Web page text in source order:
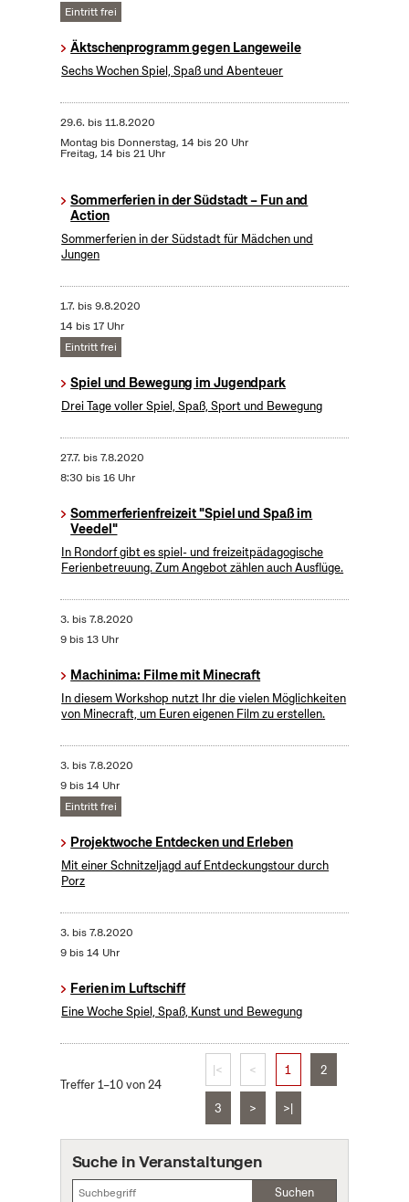
Eintritt frei
Äktschenprogramm gegen Langeweile
Sechs Wochen Spiel, Spaß und Abenteuer
29.6. bis11.8.2020
Montag bis Donnerstag, 14 bis 20 Uhr
Freitag, 14 bis 21 Uhr
Sommerferien in der Südstadt – Fun and
Action
Sommerferien in der Südstadt für Mädchen und
Jungen
1.7. bis9.8.2020
14 bis 17 Uhr
Eintritt frei
Spiel und Bewegung im Jugendpark
Drei Tage voller Spiel, Spaß, Sport und Bewegung
27.7. bis7.8.2020
8:30 bis 16 Uhr
Sommerferienfreizeit "Spiel und Spaß im
Veedel"
In Rondorf gibt es spiel- und freizeitpädagogische
Ferienbetreuung. Zum Angebot zählen auch Ausflüge.
3. bis7.8.2020
9 bis 13 Uhr
Machinima: Filme mit Minecraft
In diesem Workshop nutzt Ihr die vielen Möglichkeiten
von Minecraft, um Euren eigenen Film zu erstellen.
3. bis7.8.2020
9 bis 14 Uhr
Eintritt frei
Projektwoche Entdecken und Erleben
Mit einer Schnitzeljagd auf Entdeckungstour durch
Porz
3. bis7.8.2020
9 bis 14 Uhr
Ferien im Luftschiff
Eine Woche Spiel, Spaß, Kunst und Bewegung
Treffer 1–10 von 24
|< < 1 2
3 > >|
Suche in Veranstaltungen
Suchen